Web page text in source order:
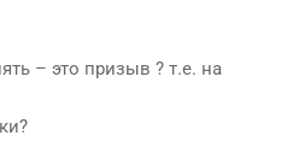
– это призыв ? т.е. на